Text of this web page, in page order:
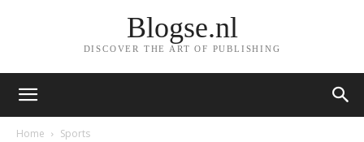
Blogse.nl
DISCOVER THE ART OF PUBLISHING
Home Sports